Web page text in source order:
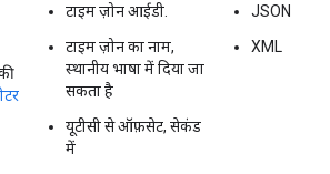
टाइम ज़ोन आईडी.
टाइम ज़ोन का नाम,
स्थानीय भाषा में दिया जा
सकता है
यूटीसी से ऑफ़सेट, सेकंड
में
JSON
XML